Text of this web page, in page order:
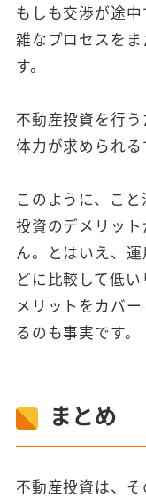
もしも交渉が途
雑なプロセスを
す。
不動産投資を行
体力が求められる
このように、こ
投資のデメリッ
ん。とはいえ、
どに比較して低
メリットをカバ
るのも事実です。
まとめ
不動産投資は、